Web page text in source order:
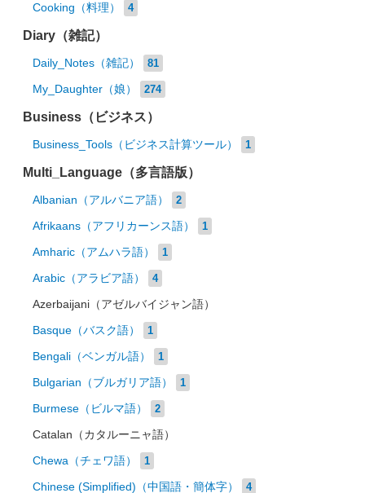
Cooking（料理） 4
Diary（雑記）
Daily_Notes（雑記） 81
My_Daughter（娘） 274
Business（ビジネス）
Business_Tools（ビジネス計算ツール） 1
Multi_Language（多言語版）
Albanian（アルバニア語） 2
Afrikaans（アフリカーンス語） 1
Amharic（アムハラ語） 1
Arabic（アラビア語） 4
Azerbaijani（アゼルバイジャン語）
Basque（バスク語） 1
Bengali（ベンガル語） 1
Bulgarian（ブルガリア語） 1
Burmese（ビルマ語） 2
Catalan（カタルーニャ語）
Chewa（チェワ語） 1
Chinese (Simplified)（中国語・簡体字） 4